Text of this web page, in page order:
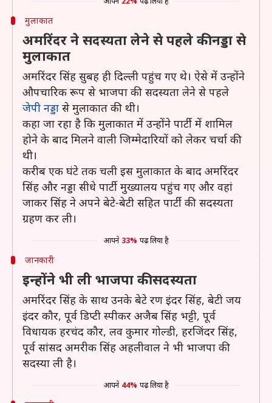
मुलाकात
अमरिंदर ने सदस्यता लेने से पहले की नड्डा से
मुलाकात
अमरिंदर सिंह सुबह ही दिल्ली पहुंच गए थे। ऐसे में उन्होंने
औपचारिक रूप से भाजपा की सदस्यता लेने से पहले
जेपी नड्डा से मुलाकात की थी।
कहा जा रहा है कि मुलाकात में उन्होंने पार्टी में शामिल
होने के बाद मिलने वाली जिम्मेदारियों को लेकर चर्चा की
थी।
करीब एक घंटे तक चली इस मुलाकात के बाद अमरिंदर
सिंह और नड्डा सीधे पार्टी मुख्यालय पहुंच गए और वहां
जाकर सिंह ने अपने बेटे-बेटी सहित पार्टी की सदस्यता
ग्रहण कर ली।
आपने 33% पढ़ लिया है
जानकारी
इन्होंने भी ली भाजपा की सदस्यता
अमरिंदर सिंह के साथ उनके बेटे रण इंदर सिंह, बेटी जय
इंदर कौर, पूर्व डिप्टी स्पीकर अजैब सिंह भट्टी, पूर्व
विधायक हरचंद कौर, लव कुमार गोल्डी, हरजिंदर सिंह,
पूर्व सांसद अमरीक सिंह अहलीवाल ने भी भाजपा की
सदस्या ली है।
आपने 44% पढ़ लिया है